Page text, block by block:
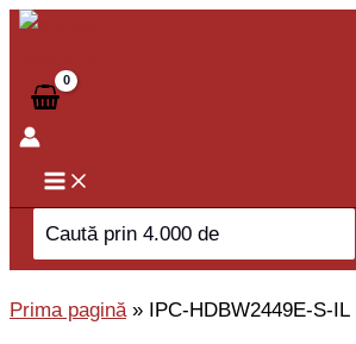
Skip
content
Search
for:
Prima pagină» IPC-HDBW2449E-S-IL